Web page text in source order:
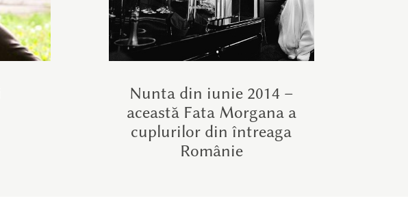
Nunta din iunie 2014 –
această Fata Morgana a
cuplurilor din întreaga
Românie